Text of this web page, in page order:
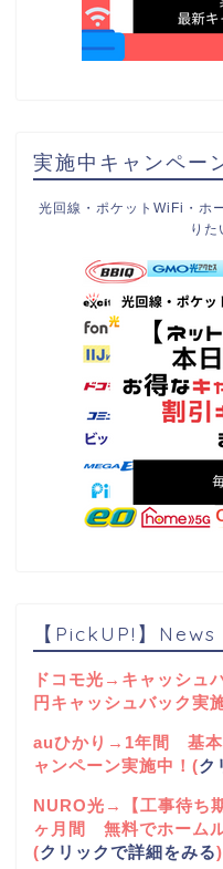
実施中キャンペー
光回線・ポケットWiFi・ホ
りた
【PickUP!】News
ドコモ光→キャッシュ
円キャッシュバック実
auひかり→1年間 基本
ャンペーン実施中！(ク
NURO光→【工事待ち
ヶ月間 無料でホーム
(クリックで詳細をみる)